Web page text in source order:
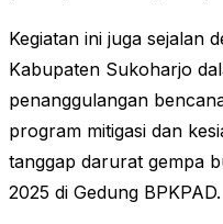
Kegiatan ini juga sejalan
Kabupaten Sukoharjo
penanggulangan
program mitigasi dan
tanggap darurat gempa
2025 di Gedung BPKPAD.